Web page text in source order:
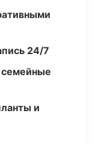
24/7
и